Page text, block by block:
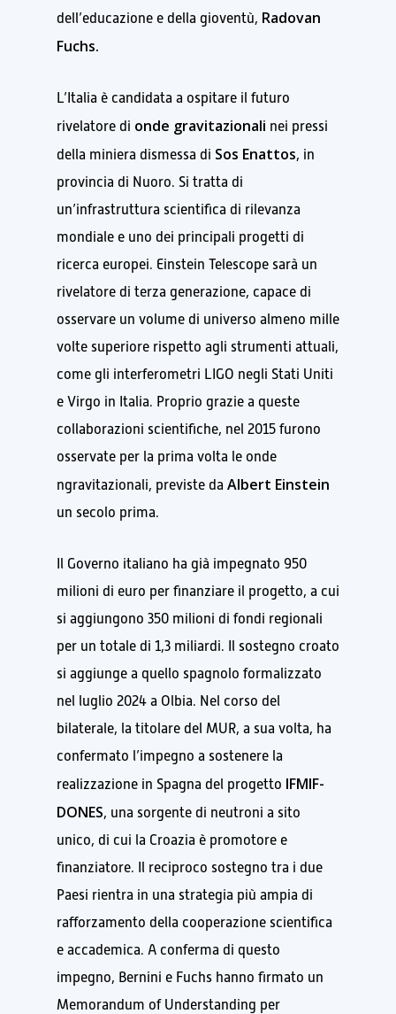
dell’educazione e della gioventù, Radovan
Fuchs.
L’Italia è candidata a ospitare il futuro
rivelatore di onde gravitazionali nei pressi
della miniera dismessa di Sos Enattos, in
provincia di Nuoro. Si tratta di
un’infrastruttura scientifica di rilevanza
mondiale e uno dei principali progetti di
ricerca europei. Einstein Telescope sarà un
rivelatore di terza generazione, capace di
osservare un volume di universo almeno mille
volte superiore rispetto agli strumenti attuali,
come gli interferometri LIGO negli Stati Uniti
e Virgo in Italia. Proprio grazie a queste
collaborazioni scientifiche, nel 2015 furono
osservate per la prima volta le onde
ngravitazionali, previste da Albert Einstein
un secolo prima.
Il Governo italiano ha già impegnato 950
milioni di euro per finanziare il progetto, a cui
si aggiungono 350 milioni di fondi regionali
per un totale di 1,3 miliardi. Il sostegno croato
si aggiunge a quello spagnolo formalizzato
nel luglio 2024 a Olbia. Nel corso del
bilaterale, la titolare del MUR, a sua volta, ha
confermato l’impegno a sostenere la
realizzazione in Spagna del progetto IFMIF-
DONES, una sorgente di neutroni a sito
unico, di cui la Croazia è promotore e
finanziatore. Il reciproco sostegno tra i due
Paesi rientra in una strategia più ampia di
rafforzamento della cooperazione scientifica
e accademica. A conferma di questo
impegno, Bernini e Fuchs hanno firmato un
Memorandum of Understanding per